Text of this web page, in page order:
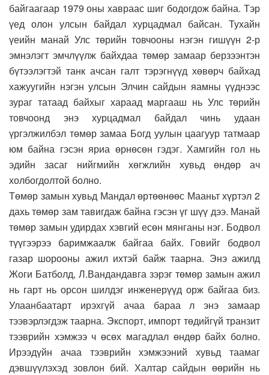
байгаагаар 1979 оны хавраас шиг бодогдож байна. Тэр
үед олон улсын байдал хурцадмал байсан. Тухайн
үеийн манай Улс төрийн товчооны нэгэн гишүүн 2-р
эмнэлэгт эмчлүүлж байхдаа төмөр замаар берзээнтэн
бүтээлэгтэй танк ачсан галт тэрэгнүүд хөвөрч байхад
хажуугийн нэгэн улсын Элчин сайдын яамны үүднээс
зураг татаад байхыг хараад маргааш нь Улс төрийн
товчоонд энэ хурцадмал байдал чинь удаан
үргэлжилбэл төмөр замаа Богд уулын цаагуур татмаар
юм байна гэсэн яриа өрнөсөн гэдэг. Хамгийн гол нь
эдийн засаг нийгмийн хөгжлийн хувьд өндөр ач
холбогдолтой болно.
Төмөр замын хувьд Мандал өртөөнөөс Мааньт хүртэл 2
дахь төмөр зам тавигдаж байна гэсэн үг шүү дээ. Манай
төмөр замын удирдах хэвгий есөн мянганы нэг. Бодвол
түүгээрээ баримжаалж байгаа байх. Говийг бодвол
газар шорооны ажил ихтэй байж таарна. Энэ ажилд
Жоги Батболд, Л.Вандандавга зэрэг төмөр замын ажил
нь гарт нь орсон шилдэг инженерүүд орж байгаа биз.
Улаанбаатарт ирэхгүй ачаа бараа л энэ замаар
тээвэрлэгдэж таарна. Экспорт, импорт төдийгүй транзит
тээврийн хэмжээ ч өсөх магадлал өндөр байх болно.
Ирээдүйн ачаа тээврийн хэмжээний хувьд таамаг
дэвшүүлэхэд зовлон бий. Халтар сайдын өөрийн нь